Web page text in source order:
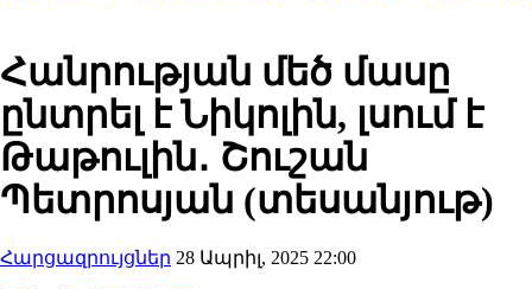
Հանրության մեծ մասը
ընտրել է Նիկոլին, լսում է
Թաթուլին․ Շուշան
Պետրոսյան (տեսանյութ)
Հարցազրույցներ 28 Ապրիլ, 2025 22:00